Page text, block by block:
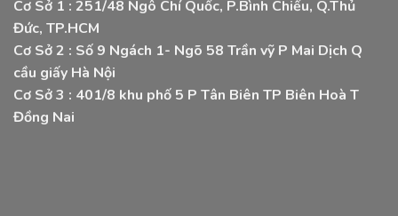
Cơ Sở 1 : 251/48 Ngô Chí Quốc, P.Bình Chiểu, Q.Thủ
Đức, TP.HCM
Cơ Sở 2 : Số 9 Ngách 1- Ngõ 58 Trần vỹ P Mai Dịch Q
cầu giấy Hà Nội
Cơ Sở 3 : 401/8 khu phố 5 P Tân Biên TP Biên Hoà T
Đồng Nai